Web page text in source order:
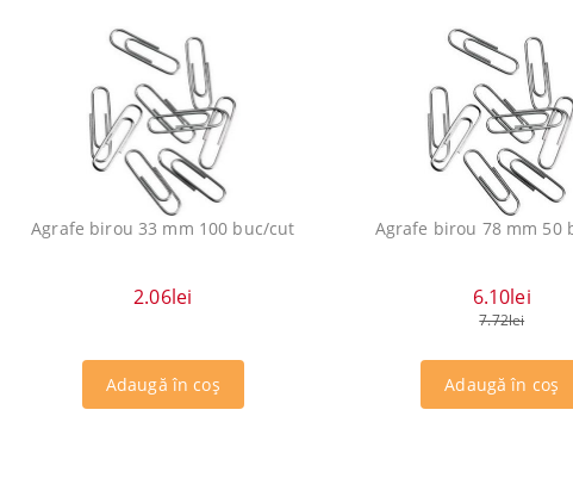
Agrafe birou 33 mm 100 buc/cut
2.06lei
Agrafe birou 78 mm 50
6.10lei
7.72lei